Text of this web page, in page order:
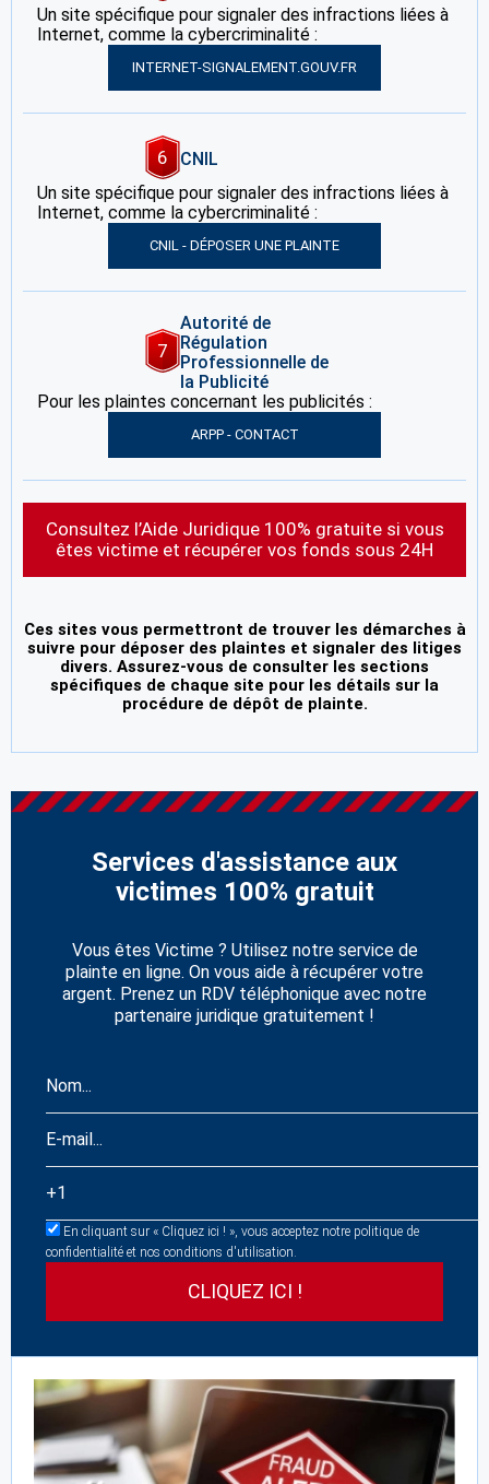
Un site spécifique pour signaler des infractions liées à
Internet, comme la cybercriminalité :
INTERNET-SIGNALEMENT.GOUV.FR
6
CNIL
Un site spécifique pour signaler des infractions liées à
Internet, comme la cybercriminalité :
CNIL - DÉPOSER UNE PLAINTE
7
Autorité de
Régulation
Professionnelle de
la Publicité
Pour les plaintes concernant les publicités :
ARPP - CONTACT
Consultez l’Aide Juridique 100% gratuite si vous
êtes victime et récupérer vos fonds sous 24H
Ces sites vous permettront de trouver les démarches à
suivre pour déposer des plaintes et signaler des litiges
divers. Assurez-vous de consulter les sections
spécifiques de chaque site pour les détails sur la
procédure de dépôt de plainte.
Services d'assistance aux
victimes 100% gratuit
Vous êtes Victime ? Utilisez notre service de
plainte en ligne. On vous aide à récupérer votre
argent. Prenez un RDV téléphonique avec notre
partenaire juridique gratuitement !
En cliquant sur « Cliquez ici ! », vous acceptez notre politique de
confidentialité et nos conditions d'utilisation.